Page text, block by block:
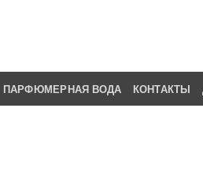
ПАРФЮМЕРНАЯ ВОДА КОНТАКТЫ